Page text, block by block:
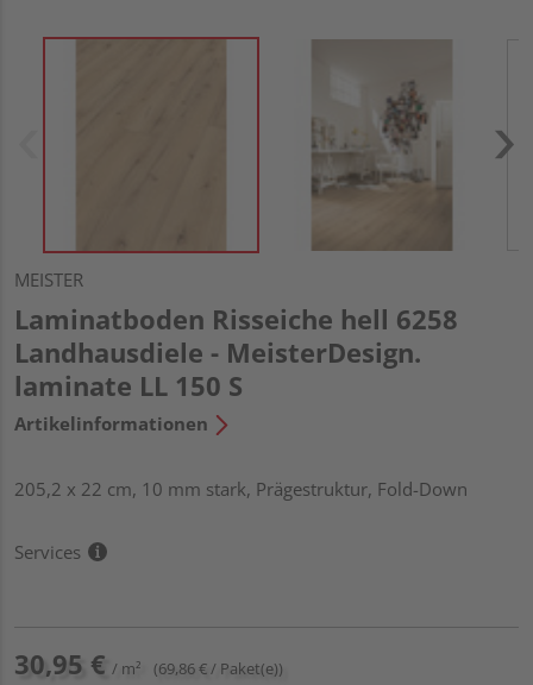
MEISTER
Laminatboden Risseiche hell 6258
Landhausdiele - MeisterDesign.
laminate LL 150 S
Artikelinformationen
205,2 x 22 cm, 10 mm stark, Prägestruktur, Fold-Down
Services
30,95 € / m² (69,86 € / Paket(e))